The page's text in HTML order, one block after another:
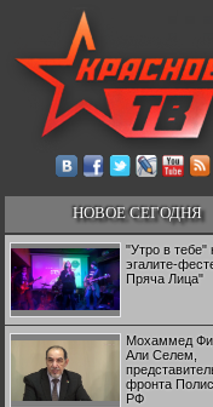
НОВОЕ СЕГОДНЯ
"Утро в тебе"
эгалите-
Пряча Лица"
Мохаммед
Али Селем,
фронта
РФ